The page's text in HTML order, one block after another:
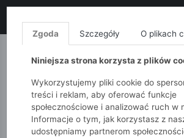
MONNARI QUIOSQUE
Zgoda Szczegóły O plikach
Niniejsza strona korzysta z plików
Wykorzystujemy pliki cookie do
treści i reklam, aby oferować funkcje
społecznościowe i analizować ruch w
Informacje o tym, jak korzystasz z
udostępniamy partnerom